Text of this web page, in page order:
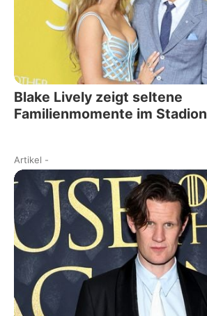
Blake Lively zeigt seltene
Familienmomente im Stadion
Artikel -